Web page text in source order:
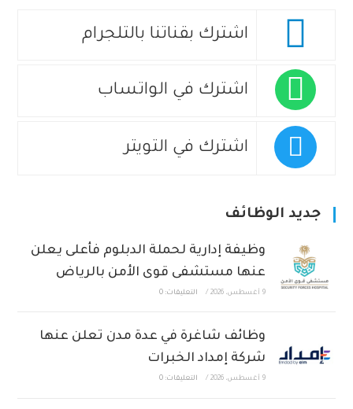
اشترك بقناتنا بالتلجرام
اشترك في الواتساب
اشترك في التويتر
جديد الوظائف
وظيفة إدارية لحملة الدبلوم فأعلى يعلن
عنها مستشفى قوى الأمن بالرياض
9 أغسطس، 2026 / التعليقات: 0
وظائف شاغرة في عدة مدن تعلن عنها
شركة إمداد الخبرات
9 أغسطس، 2026 / التعليقات: 0